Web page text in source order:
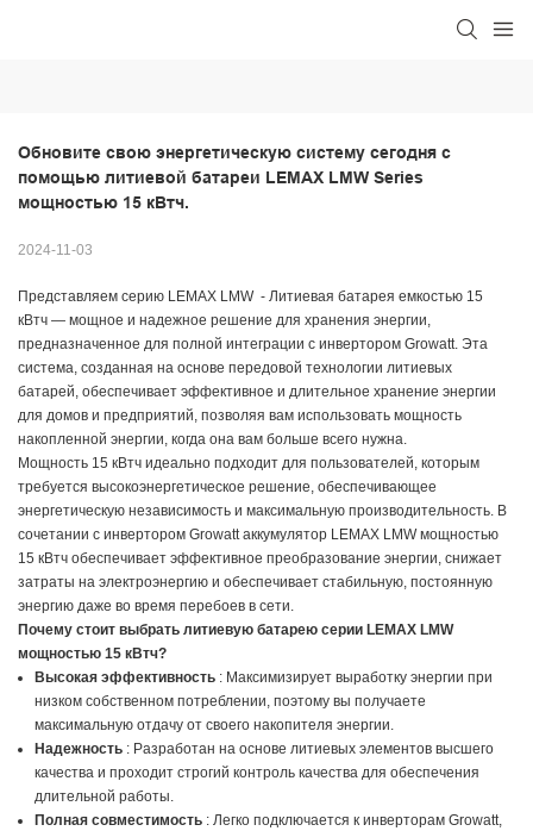
Обновите свою энергетическую систему сегодня с
помощью литиевой батареи LEMAX LMW Series
мощностью 15 кВтч.
2024-11-03
Представляем серию LEMAX LMW - Литиевая батарея емкостью 15
кВтч — мощное и надежное решение для хранения энергии,
предназначенное для полной интеграции с инвертором Growatt. Эта
система, созданная на основе передовой технологии литиевых
батарей, обеспечивает эффективное и длительное хранение энергии
для домов и предприятий, позволяя вам использовать мощность
накопленной энергии, когда она вам больше всего нужна.
Мощность 15 кВтч идеально подходит для пользователей, которым
требуется высокоэнергетическое решение, обеспечивающее
энергетическую независимость и максимальную производительность. В
сочетании с инвертором Growatt аккумулятор LEMAX LMW мощностью
15 кВтч обеспечивает эффективное преобразование энергии, снижает
затраты на электроэнергию и обеспечивает стабильную, постоянную
энергию даже во время перебоев в сети.
Почему стоит выбрать литиевую батарею серии LEMAX LMW
мощностью 15 кВтч?
Высокая эффективность : Максимизирует выработку энергии при
низком собственном потреблении, поэтому вы получаете
максимальную отдачу от своего накопителя энергии.
Надежность : Разработан на основе литиевых элементов высшего
качества и проходит строгий контроль качества для обеспечения
длительной работы.
Полная совместимость : Легко подключается к инверторам Growatt,